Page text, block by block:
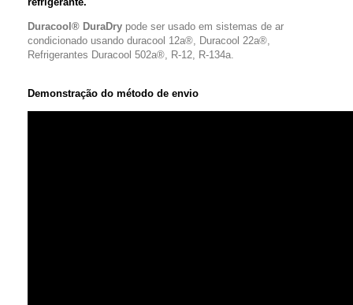
Duracool® DuraDry pode ser usado em sistemas de ar
condicionado usando duracool 12a®, Duracool 22a®,
Refrigerantes Duracool 502a®, R-12, R-134a.
Demonstração do método de envio